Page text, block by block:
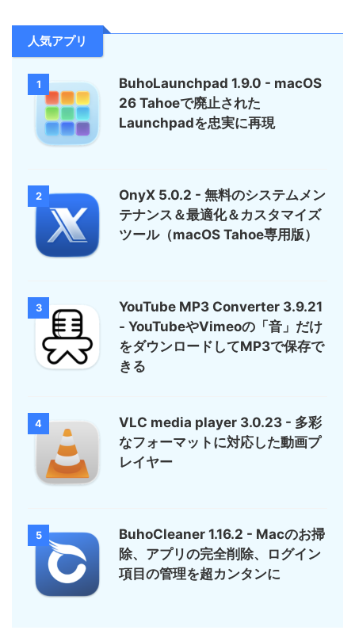
人気アプリ
1
BuhoLaunchpad 1.9.0 - macOS
26 Tahoeで廃止された
Launchpadを忠実に再現
2
OnyX 5.0.2 - 無料のシステムメン
テナンス＆最適化＆カスタマイズ
ツール（macOS Tahoe専用版）
3
YouTube MP3 Converter 3.9.21
- YouTubeやVimeoの「音」だけ
をダウンロードしてMP3で保存で
きる
4
VLC media player 3.0.23 - 多彩
なフォーマットに対応した動画プ
レイヤー
5
BuhoCleaner 1.16.2 - Macのお掃
除、アプリの完全削除、ログイン
項目の管理を超カンタンに